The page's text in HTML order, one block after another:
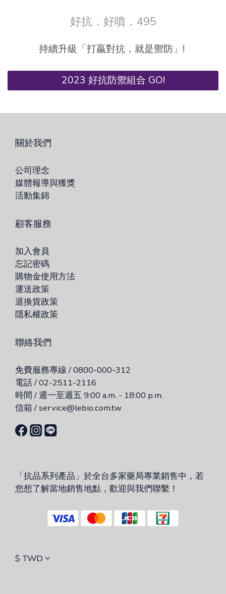
好抗．好噴．495
持續升級「打贏對抗，就是禦防」!
2023 好抗防禦組合 GO!
關於我們
公司理念
媒體報導與獲獎
活動集錦
顧客服務
加入會員
忘記密碼
購物金使用方法
運送政策
退換貨政策
隱私權政策
聯絡我們
免費服務專線 / 0800-000-312
電話 / 02-2511-2116
時間 / 週一至週五 9:00 a.m. - 18:00 p.m.
信箱 / service@lebio.com.tw
「抗品系列產品」於全台多家藥局專業銷售中，若
您想了解當地銷售地點，歡迎與我們聯繫！
$ TWD